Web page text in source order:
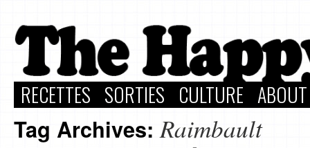
RECETTES SORTIES CULTURE
Tag Archives:Raimbault